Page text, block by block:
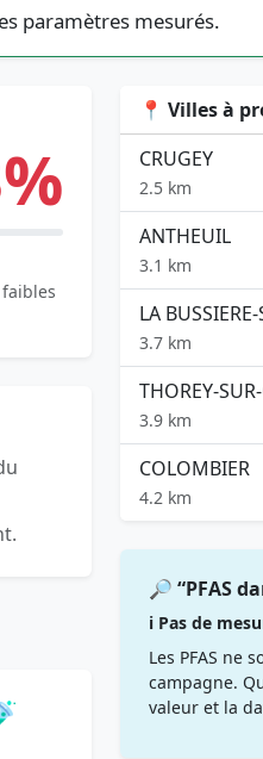
paramètres mesurés.
📍 Villes à
CRUGEY
2.5 km
ANTHEUIL
3.1 km
LA
3.7 km
THOREY-
3.9 km
COLOMBIER
4.2 km
🔎 “PFAS
ℹ️ Pas de
Les PFAS ne
campagne.
valeur et la